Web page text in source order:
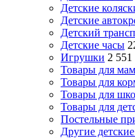
Детские
Детские
Детский
Детские часы
Игрушки 2 551
Товары для мам
Товары для
Товары для
Товары для
Постельные
Другие